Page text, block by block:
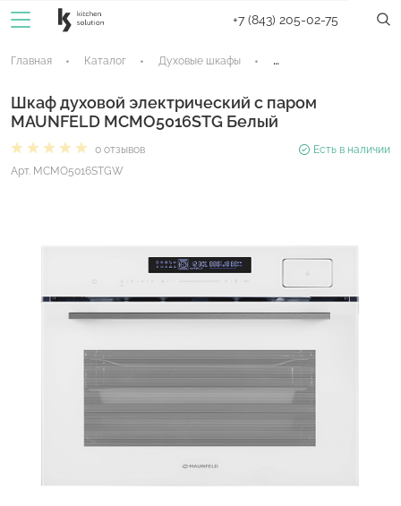
+7 (843) 205-02-75
Главная Каталог Духовые шкафы Электрические
Шкаф духовой электрический с паром
MAUNFELD MCMO5016STG Белый
0 отзывов
Есть в наличии
Арт. MCMO5016STGW